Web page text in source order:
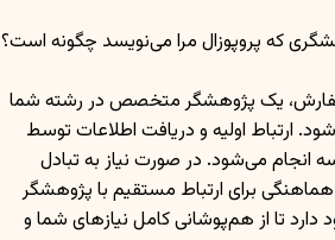
پژوهشگری که پروپوزال مرا می‌نویسد چگونه است؟
یک پژوهشگر متخصص در رشته شما
ارتباط اولیه و دریافت اطلاعات توسط
انجام می‌شود. در صورت نیاز به تبادل
برای ارتباط مستقیم با پژوهشگر
تا از هم‌پوشانی کامل نیازهای شما و